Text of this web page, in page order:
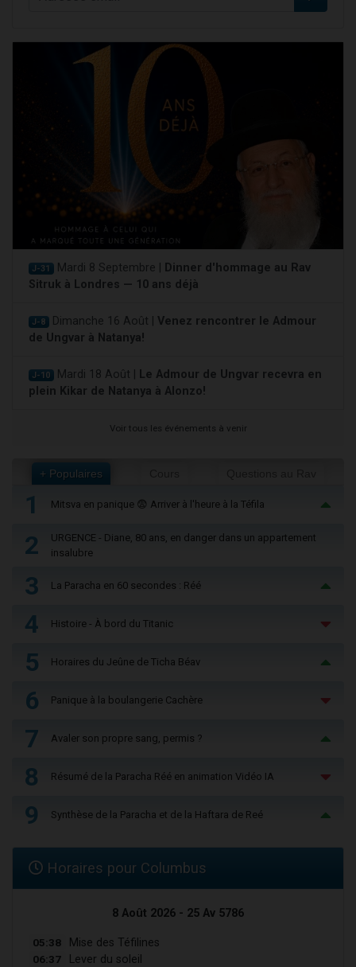
J-31 Mardi 8 Septembre |
Dinner d'hommage au Rav
Sitruk à Londres — 10 ans déjà
J-8 Dimanche 16 Août | Venez rencontrer le Admour
de Ungvar à Natanya!
J-10 Mardi 18 Août |
Le Admour de Ungvar recevra en
plein Kikar de Natanya à Alonzo!
Voir tous les événements à venir
+ Populaires
1 Mitsva en panique 😨 Arriver à l'heure à la Téfila
2
URGENCE - Diane, 80 ans, en danger dans un appartement
insalubre
3 La Paracha en 60 secondes : Réé
4 Histoire - À bord du Titanic
5 Horaires du Jeûne de Ticha Béav
6 Panique à la boulangerie Cachère
7 Avaler son propre sang, permis ?
8 Résumé de la Paracha Réé en animation Vidéo IA
9 Synthèse de la Paracha et de la Haftara de Reé
Horaires pour Columbus
8 Août 2026 - 25 Av 5786
05:38 Mise des Téfilines
06:37 Lever du soleil